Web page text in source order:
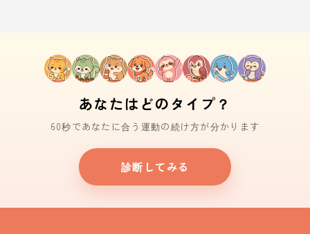
あなたはどのタイプ？
60秒であなたに合う運動の続け方が分かります
診断してみる